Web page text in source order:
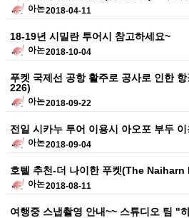
아논2018-04-11
18-19년 시밀란 투어시 참고하세요~
아논2018-10-04
푸켓 국제선 공항 활주로 공사로 인한
226)
아논2018-09-22
전일 시카누 투어 이용시 아오포 부두
아논2018-09-04
호텔 추천-더 나이한 푸켓(The Naiharn
아논2018-08-11
여행중 스냅촬영 안내~~ 스튜디오